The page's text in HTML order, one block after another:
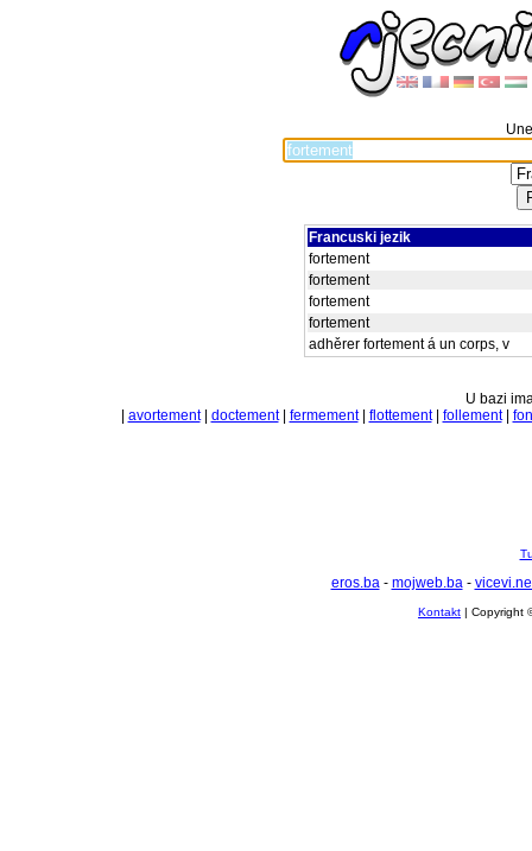
Francuski jezik
fortement
fortement
fortement
fortement
adhěrer fortement á un corps, v
U bazi
avortement| doctement| fermement| flottement| follement|
eros.ba- mojweb.ba-
Kontakt | Copyright